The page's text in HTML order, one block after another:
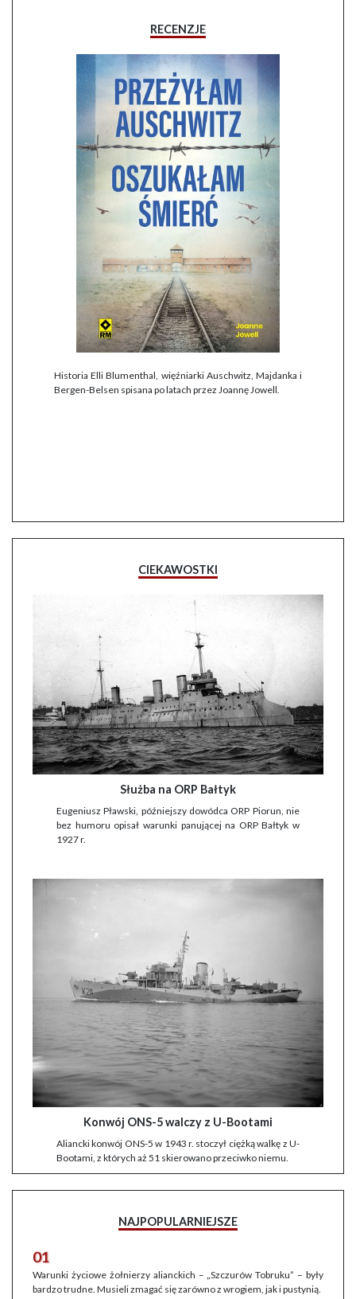
RECENZJE
Historia Elli Blumenthal, więźniarki Auschwitz, Majdanka i
Bergen-Belsen spisana po latach przez Joannę Jowell.
CIEKAWOSTKI
Służba na ORP Bałtyk
Eugeniusz Pławski, późniejszy dowódca ORP Piorun, nie
bez humoru opisał warunki panującej na ORP Bałtyk w
1927 r.
Konwój ONS-5 walczy z U-Bootami
Aliancki konwój ONS-5 w 1943 r. stoczył ciężką walkę z U-
Bootami, z których aż 51 skierowano przeciwko niemu.
NAJPOPULARNIEJSZE
01
Warunki życiowe żołnierzy alianckich – „Szczurów Tobruku” – były
bardzo trudne. Musieli zmagać się zarówno z wrogiem, jak i pustynią.